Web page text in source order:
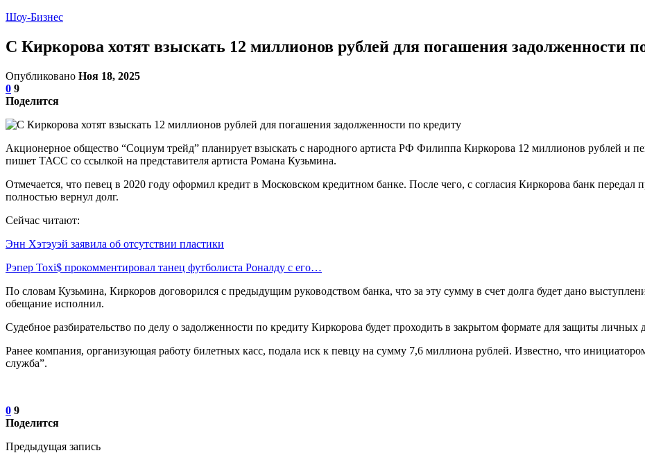
Шоу-Бизнес
С Киркорова хотят взыскать 12 миллионов рублей для погашения задолженности
Опубликовано Ноя 18, 2025
0 9
Поделится
Акционерное общество “Социум трейд” планирует взыскать с народного артиста РФ Филиппа Киркорова 12 миллионов рублей и
пишет ТАСС со ссылкой на представителя артиста Романа Кузьмина.
Отмечается, что певец в 2020 году оформил кредит в Московском кредитном банке. После чего, с согласия Киркорова банк
полностью вернул долг.
Сейчас читают:
Энн Хэтэуэй заявила об отсутствии пластики
Рэпер Toxi$ прокомментировал танец футболиста Роналду с его…
По словам Кузьмина, Киркоров договорился с предыдущим руководством банка, что за эту сумму в счет долга будет дано
обещание исполнил.
Судебное разбирательство по делу о задолженности по кредиту Киркорова будет проходить в закрытом формате для защиты личных
Ранее компания, организующая работу билетных касс, подала иск к певцу на сумму 7,6 миллиона рублей. Известно, что
служба”.
0 9
Поделится
Предыдущая запись